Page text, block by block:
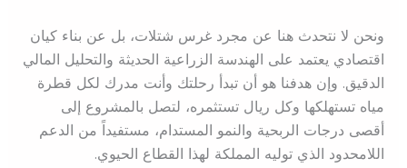
ونحن لا نتحدث هنا عن مجرد غرس شتلات، بل عن بناء كيان
اقتصادي يعتمد على الهندسة الزراعية الحديثة والتحليل المالي
الدقيق. وإن هدفنا هو أن تبدأ رحلتك وأنت مدرك لكل قطرة
مياه تستهلكها وكل ريال تستثمره، لتصل بالمشروع إلى
أقصى درجات الربحية والنمو المستدام، مستفيداً من الدعم
اللامحدود الذي توليه المملكة لهذا القطاع الحيوي.